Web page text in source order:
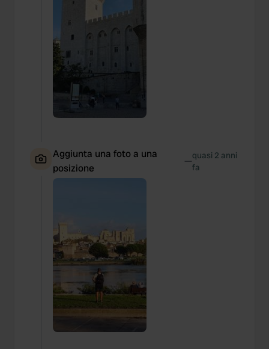
Aggiunta una foto a una
posizione
—quasi 2 anni
fa